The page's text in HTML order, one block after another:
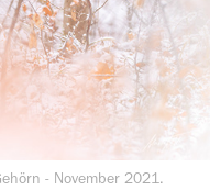
- November 2021.